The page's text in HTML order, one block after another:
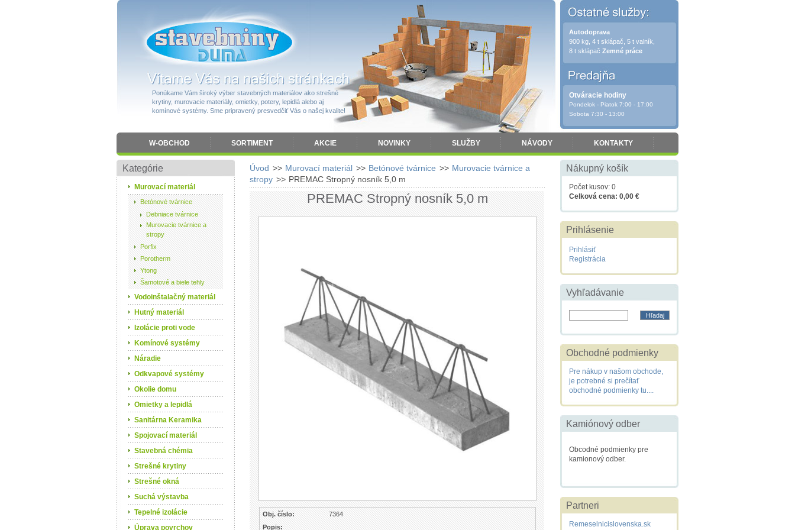
Ponúkame Vám široký výber stavebných materiálov ako strešné
krytiny, murovacie materiály, omietky, potery, lepidlá alebo aj
komínové systémy. Sme pripravený presvedčiť Vás o našej kvalite!
W-OBCHOD SORTIMENT AKCIE NOVINKY SLUŽBY NÁVODY KONTAKTY
Autodoprava
900 kg, 4 t sklápač, 5 t valník,
8 t sklápač Zemné práce
Otváracie hodiny
Pondelok - Piatok 7:00 - 17:00
Sobota 7:30 - 13:00
Úvod >> Murovací materiál >> Betónové tvárnice >> Murovacie tvárnice a
stropy >> PREMAC Stropný nosník 5,0 m
PREMAC Stropný nosník 5,0 m
Obj. číslo:
7364
Popis:
Kategórie
Murovací materiál
Betónové tvárnice
Debniace tvárnice
Murovacie tvárnice a
stropy
Porfix
Porotherm
Ytong
Šamotové a biele tehly
Vodoinštalačný materiál
Hutný materiál
Izolácie proti vode
Komínové systémy
Náradie
Odkvapové systémy
Okolie domu
Omietky a lepidlá
Sanitárna Keramika
Spojovací materiál
Stavebná chémia
Strešné krytiny
Strešné okná
Suchá výstavba
Tepelné izolácie
Úprava povrchov
Nákupný košík
Počet kusov: 0
Celková cena: 0,00 €
Prihlásenie
Prihlásiť
Registrácia
Vyhľadávanie
Obchodné podmienky
Pre nákup v našom obchode,
je potrebné si prečítať
obchodné podmienky tu....
Kamiónový odber
Obcodné podmienky pre
kamionový odber.
Partneri
Remeselnicislovenska.sk